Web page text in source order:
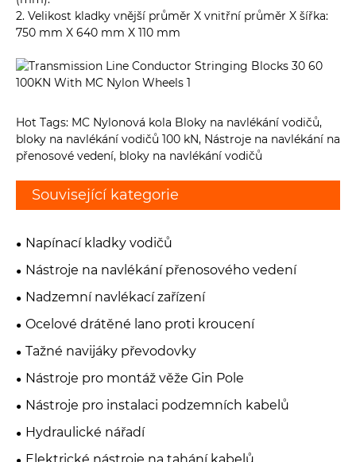
2. Velikost kladky vnější průměr X vnitřní průměr X šířka:
750 mm X 640 mm X 110 mm
Hot Tags: MC Nylonová kola Bloky na navlékání vodičů,
bloky na navlékání vodičů 100 kN, Nástroje na navlékání na
přenosové vedení, bloky na navlékání vodičů
Související kategorie
Napínací kladky vodičů
Nástroje na navlékání přenosového vedení
Nadzemní navlékací zařízení
Ocelové drátěné lano proti kroucení
Tažné navijáky převodovky
Nástroje pro montáž věže Gin Pole
Nástroje pro instalaci podzemních kabelů
Hydraulické nářadí